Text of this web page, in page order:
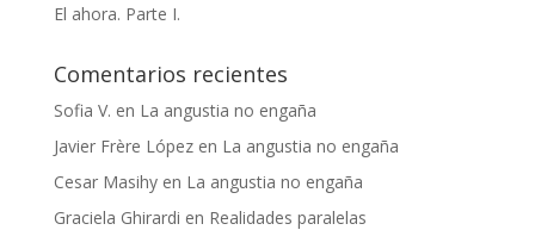
El ahora. Parte I.
Comentarios recientes
Sofia V. en La angustia no engaña
Javier Frère Lópezen La angustia no engaña
Cesar Masihyen La angustia no engaña
Graciela Ghirardi en Realidades paralelas